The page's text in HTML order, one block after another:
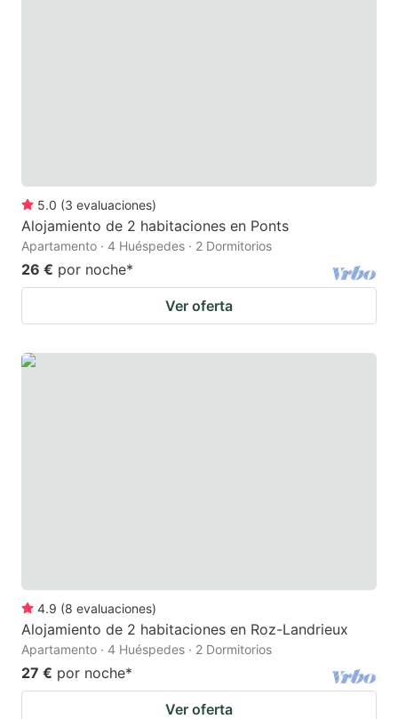
5.0 (3 evaluaciones)
Alojamiento de 2 habitaciones en Ponts
Apartamento · 4 Huéspedes · 2 Dormitorios
26 € por noche*
Ver oferta
4.9 (8 evaluaciones)
Alojamiento de 2 habitaciones en Roz-Landrieux
Apartamento · 4 Huéspedes · 2 Dormitorios
27 € por noche*
Ver oferta